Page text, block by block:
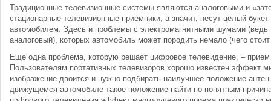
Традиционные телевизионные системы являются аналоговыми и
стационарные телевизионные приемники, а значит, несут целый
автомобилем. Здесь и проблемы с электромагнитными шумами (ведь
аналоговый), которых автомобиль может породить немало (чего
Еще одна проблема, которую решает цифровое телевидение, –
Пользователям портативных телевизоров хорошо известен эффект
изображение двоится и нужно подбирать наилучшее положение
движущемся автомобиле такое положение найти по понятным